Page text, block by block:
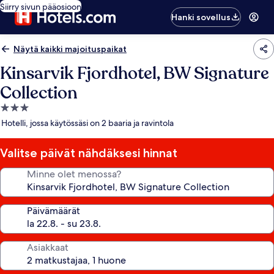
Siirry sivun pääosioon
Hanki sovellus
Näytä kaikki majoituspaikat
Kinsarvik Fjordhotel, BW Signature
Collection
3.0
tähden
Hotelli, jossa käytössäsi on 2 baaria ja ravintola
Valitse päivät nähdäksesi hinnat
Minne olet menossa?
Päivämäärät
Asiakkaat